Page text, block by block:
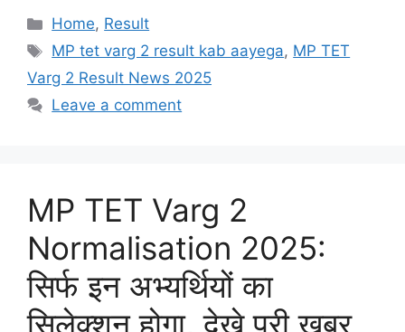
Categories
Home, Result
Tags
MP tet varg 2 result kab aayega, MP TET
Varg 2 Result News 2025
Leave a comment
MP TET Varg 2
Normalisation 2025:
सिर्फ इन अभ्यर्थियों का
सिलेक्शन होगा, देखे पूरी खबर